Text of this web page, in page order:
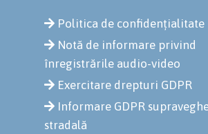
Politica de confidențialitate
Notă de informare privind
înregistrările audio-video
Exercitare drepturi GDPR
Informare GDPR
stradală